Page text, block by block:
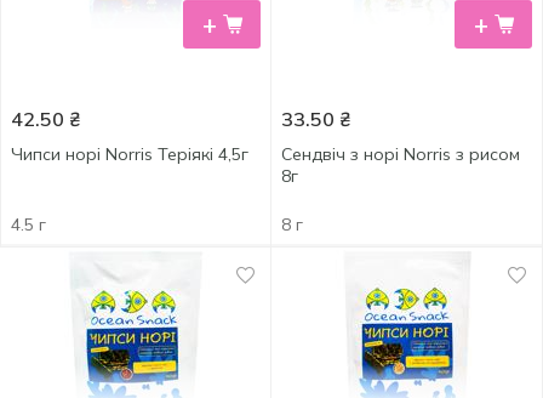
+
42.50 ₴
Чипси норі Norris Теріякі 4,5г
4.5 г
+
33.50 ₴
Сендвіч з норі Norris з рисом
8г
8 г